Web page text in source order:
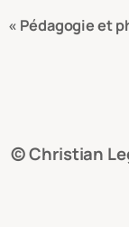
« Pédagogie et
© Christian